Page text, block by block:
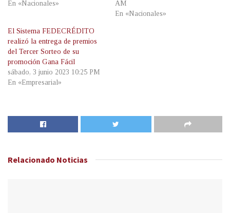
En «Nacionales»
AM
En «Nacionales»
El Sistema FEDECRÉDITO
realizó la entrega de premios
del Tercer Sorteo de su
promoción Gana Fácil
sábado, 3 junio 2023 10:25 PM
En «Empresarial»
Relacionado Noticias